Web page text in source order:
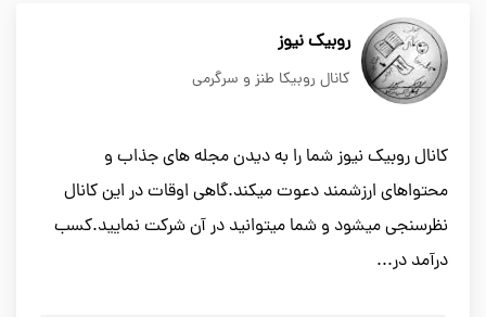
روبیک نیوز
کانال روبیکا طنز و سرگرمی
کانال روبیک نیوز شما را به دیدن مجله های جذاب و
محتواهای ارزشمند دعوت میکند.گاهی اوقات در این کانال
نظرسنجی میشود و شما میتوانید در آن شرکت نمایید.کسب
درآمد در...